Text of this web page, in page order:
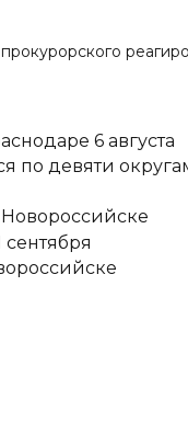
6 августа
по девяти